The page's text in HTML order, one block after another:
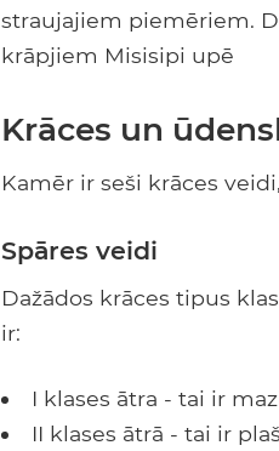
straujajiem piemēriem.
krāpjiem Misisipi upē
Krāces un
Kamēr ir seši krāces
Spāres veidi
Dažādos krāces tipus
ir:
I klases ātra - tai ir
II klases ātrā - tai ir